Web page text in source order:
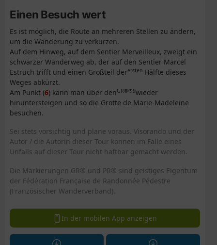
Einen Besuch wert
Es ist möglich, die Route an mehreren Stellen zu ändern,
um die Wanderung zu verkürzen.
Auf dem Hinweg, auf dem Sentier Merveilleux, zweigt ein
schwarzer Wanderweg ab, der auf den Sentier Marcel
Estruch trifft und einen Großteil derersten Hälfte dieses
Weges abkürzt.
Am Punkt (6) kann man über denGR®®9wieder
hinuntersteigen und so die Grotte de Marie-Madeleine
besuchen.
Sei stets vorsichtig und plane voraus. Visorando und der
Autor / die Autorin dieser Tour können im Falle eines
Unfalls auf dieser Tour nicht haftbar gemacht werden.
Die Markierungen GR® und PR® sind geistiges Eigentum
der Fédération Française de Randonnée Pédestre
(Französischer Wanderverband).
In der mobilen App anzeigen